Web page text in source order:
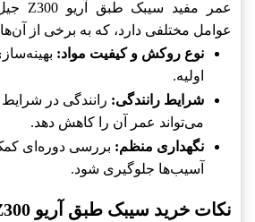
عوامل مختلفی دارد، که به برخی از
نوع روکش و کیفیت مواد:
اولیه.
شرایط رانندگی: رانندگی در
می‌تواند عمر آن را کاهش دهد.
نگهداری منظم: بررسی دوره‌ای
آسیب‌ها جلوگیری شود.
نکات خرید سیبک طبق آریو Z300 جیلí شاسی